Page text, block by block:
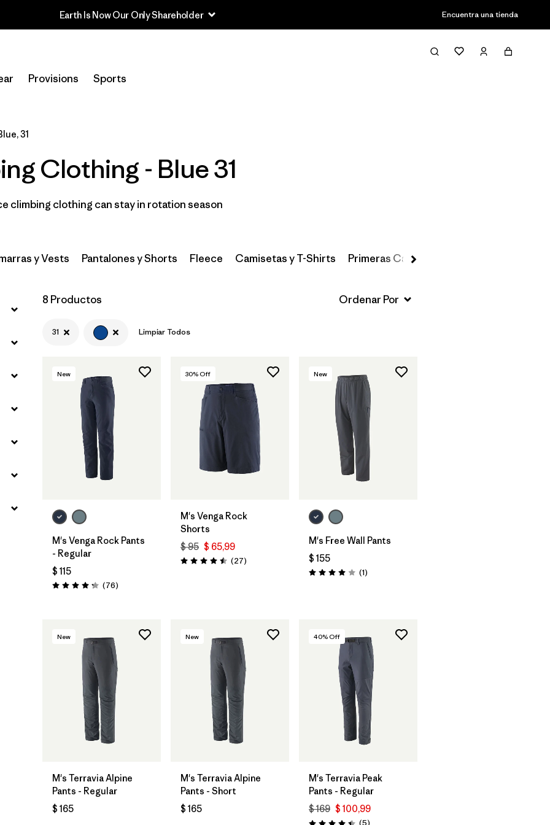
Earth Is Now Our Only Shareholder Encuentra una tienda
Provisions Sports
Filter & Sort
Filtrar por
Filtrar por
Materials & Fabric
31
Clothing - Blue 31
climbing clothing can stay in rotation season
y Vests Pantalones y Shorts Fleece Camisetas y T-Shirts Primeras Capas, Calcetines y Ropa
8 Productos
31 Limpiar Todos
New
M's Venga Rock Pants
- Regular
$ 115
Valoración: 4.3 / 5
(76Comentarios
)
30% Off
M's Venga Rock
Shorts
$ 95 $ 65,99
Valoración: 4.5 / 5
(27Comentarios
)
New
M's Free Wall Pants
$ 155
Valoración: 4.0 / 5
(1Comentarios
)
New
M's Terravia Alpine
Pants - Regular
$ 165
New
M's Terravia Alpine
Pants - Short
$ 165
40% Off
M's Terravia Peak
Pants - Regular
$ 169 $ 100,99
(5Comentarios
)